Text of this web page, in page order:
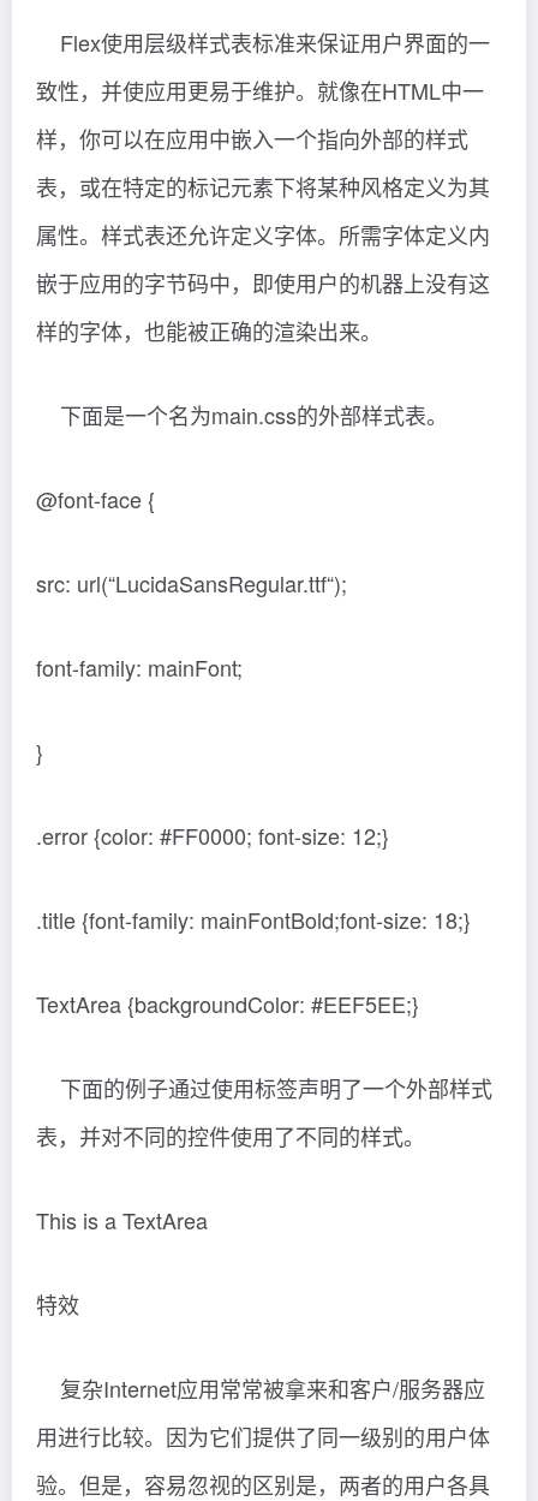
Flex使用层级样式表标准来保证用户界面的一
致性，并使应用更易于维护。就像在HTML中一
样，你可以在应用中嵌入一个指向外部的样式
表，或在特定的标记元素下将某种风格定义为其
属性。样式表还允许定义字体。所需字体定义内
嵌于应用的字节码中，即使用户的机器上没有这
样的字体，也能被正确的渲染出来。
下面是一个名为main.css的外部样式表。
@font-face {
src: url(“LucidaSansRegular.ttf“);
font-family: mainFont;
}
.error {color: #FF0000; font-size: 12;}
.title {font-family: mainFontBold;font-size: 18;}
TextArea {backgroundColor: #EEF5EE;}
下面的例子通过使用标签声明了一个外部样式
表，并对不同的控件使用了不同的样式。
This is a TextArea
特效
复杂Internet应用常常被拿来和客户/服务器应
用进行比较。因为它们提供了同一级别的用户体
验。但是，容易忽视的区别是，两者的用户各具